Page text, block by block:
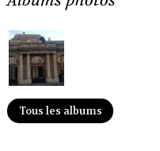
Tous les albums